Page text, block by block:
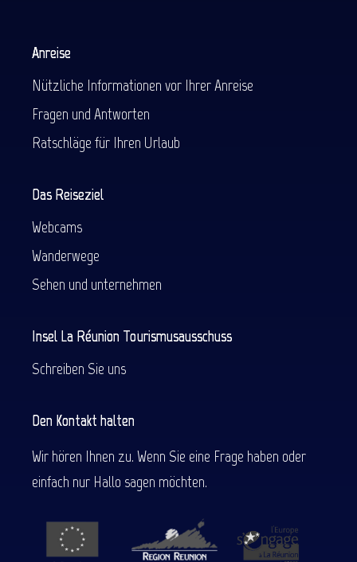
Anreise
Nützliche Informationen vor Ihrer Anreise
Fragen und Antworten
Ratschläge für Ihren Urlaub
Das Reiseziel
Webcams
Wanderwege
Sehen und unternehmen
Insel La Réunion Tourismusausschuss
Schreiben Sie uns
Den Kontakt halten
Wir hören Ihnen zu. Wenn Sie eine Frage haben oder
einfach nur Hallo sagen möchten.